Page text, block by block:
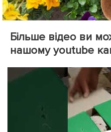
Більше відео ви
нашому youtube